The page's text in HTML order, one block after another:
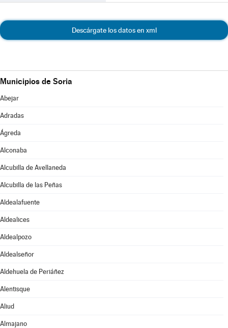
Descárgate los datos en xml
Municipios de Soria
Abejar
Adradas
Ágreda
Alconaba
Alcubilla de Avellaneda
Alcubilla de las Peñas
Aldealafuente
Aldealices
Aldealpozo
Aldealseñor
Aldehuela de Periáñez
Alentisque
Aliud
Almajano